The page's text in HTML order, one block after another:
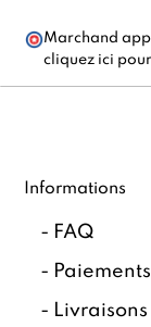
Marchand
cliquez ici
Informations
- FAQ
-
-